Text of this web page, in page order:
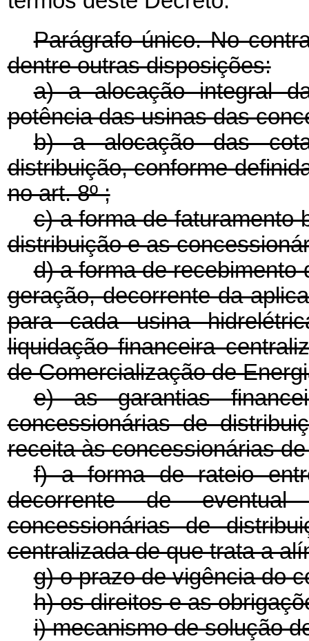
Parágrafo único. No
dentre outras disposições:
a) a alocação integral
potência das usinas das
b) a alocação das
distribuição, conforme
no art. 8º ;
c) a forma de faturamento
distribuição e as
d) a forma de recebimento
geração, decorrente da
para cada usina
liquidação financeira
de Comercialização de
e) as garantias
concessionárias de
receita às concessionárias
f) a forma de rateio
decorrente de
concessionárias de
centralizada de que trata a
g) o prazo de vigência do
h) os direitos e as
i) mecanismo de solução